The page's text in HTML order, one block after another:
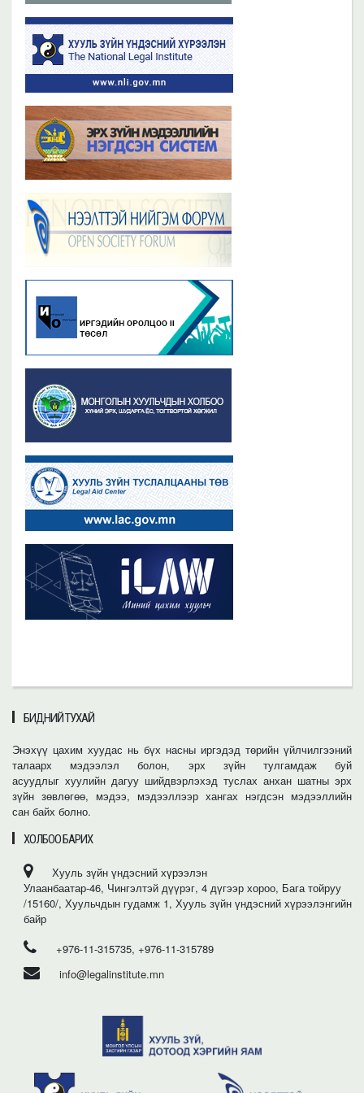
БИДНИЙ ТУХАЙ
Энэхүү цахим хуудас нь бүх насны иргэдэд төрийн үйлчилгээний
талаарх мэдээлэл болон, эрх зүйн тулгамдаж буй
асуудлыг хуулийн дагуу шийдвэрлэхэд туслах анхан шатны эрх
зүйн зөвлөгөө, мэдээ, мэдээллээр хангах нэгдсэн мэдээллийн
сан байх болно.
ХОЛБОО БАРИХ
Хууль зүйн үндэсний хүрээлэн
Улаанбаатар-46, Чингэлтэй дүүрэг, 4 дүгээр хороо, Бага тойруу
/15160/, Хуульчдын гудамж 1, Хууль зүйн үндэсний хүрээлэнгийн
байр
+976-11-315735, +976-11-315789
info@legalinstitute.mn